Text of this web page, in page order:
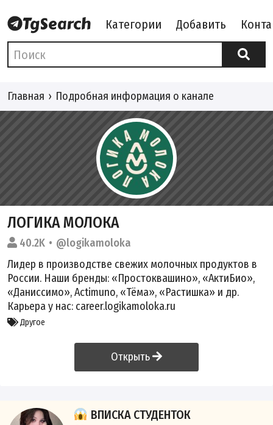
Категории Добавить
Главная Подробная информация о канале
ЛОГИКА МОЛОКА
40.2K
@logikamoloka
Лидер в производстве свежих молочных продуктов в
России. Наши бренды: «Простоквашино», «АктиБио»,
«Даниссимо», Actimuno, «Тёма», «Растишка» и др.
Карьера у нас: career.logikamoloka.ru
Другое
Открыть
ВПИСКА СТУДЕНТОК